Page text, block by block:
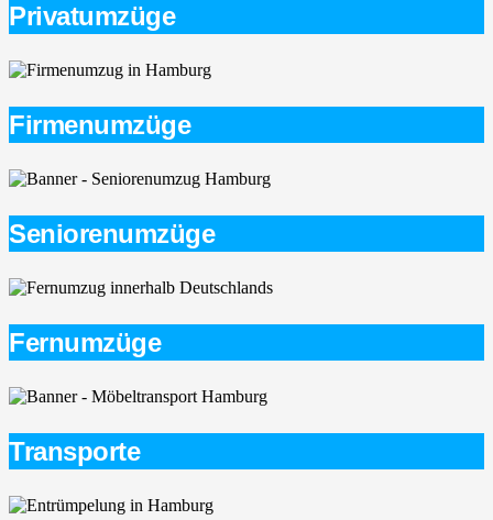
Privatumzüge
Firmenumzüge
Seniorenumzüge
Fernumzüge
Transporte